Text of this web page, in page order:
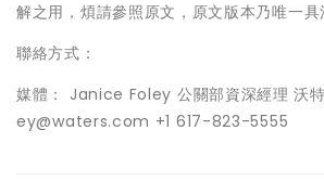
解之用，煩請參照原文，原文版本乃唯一具
聯絡方式：
媒體： Janice Foley 公關部資深經理 沃
ey@waters.com +1 617-823-5555